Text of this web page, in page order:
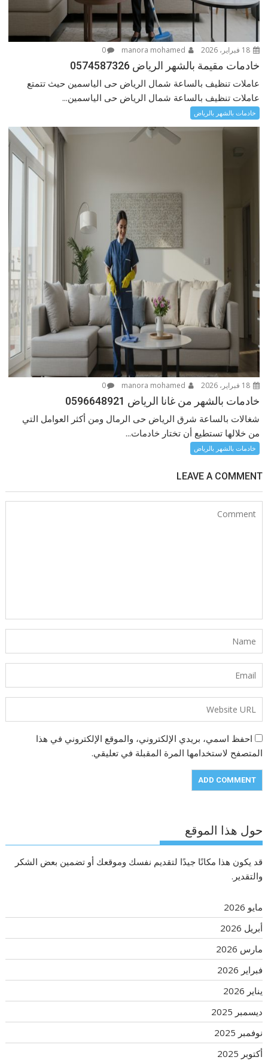
18 فبراير، 2026 0
خادمات مقيمة بالشهر الرياض 0574587326
عاملات تنظيف بالساعة شمال الرياض حى الياسمين حيث تتمتع
عاملات تنظيف بالساعة شمال الرياض حى الياسمين...
خادمات بالشهر بالرياض
18 فبراير، 2026 0
خادمات بالشهر من غانا الرياض 0596648921
شغالات بالساعة شرق الرياض حى الرمال ومن أكثر العوامل التي
من خلالها تستطيع أن تختار خادمات...
خادمات بالشهر بالرياض
LEAVE A COMMENT
احفظ اسمي، بريدي الإلكتروني، والموقع الإلكتروني في هذا
المتصفح لاستخدامها المرة المقبلة في تعليقي.
حول هذا الموقع
قد يكون هذا مكانًا جيدًا لتقديم نفسك وموقعك أو تضمين بعض الشكر
والتقدير.
مايو 2026
أبريل 2026
مارس 2026
فبراير 2026
يناير 2026
ديسمبر 2025
نوفمبر 2025
أكتوبر 2025